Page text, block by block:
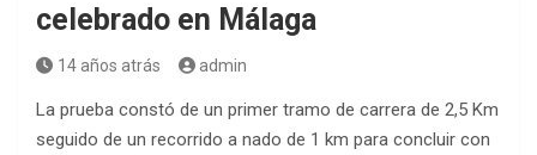
celebrado en Málaga
14 años atrás admin
La prueba constó de un primer tramo de carrera de 2,5 Km
seguido de un recorrido a nado de 1 km para concluir con